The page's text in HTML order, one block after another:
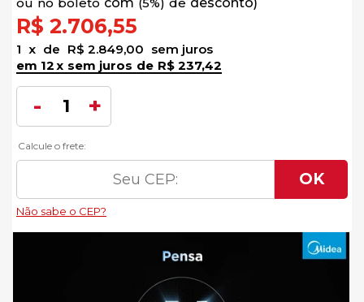
1 x de R$ 2.849,00 sem juros
12x de R$ 237,42
sem juros
R$ 2.706,55